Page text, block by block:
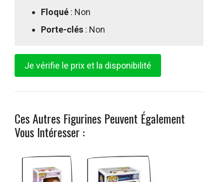
Floqué : Non
Porte-clés : Non
Je vérifie le prix et la disponibilité
Ces Autres Figurines Peuvent Également
Vous Intéresser :